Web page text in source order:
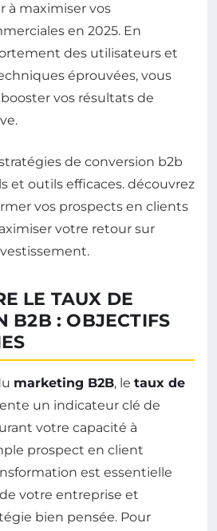
à maximiser vos
en 2025. En
des utilisateurs et
éprouvées, vous
vos résultats de
LE TAUX DE
B2B : OBJECTIFS
marketing B2B, le taux de
un indicateur clé de
votre capacité à
prospect en client
est essentielle
votre entreprise et
bien pensée. Pour